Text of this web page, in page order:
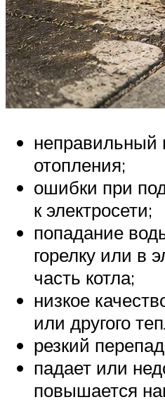
неправильный
отопления;
ошибки при
к электросети;
попадание
горелку или в
часть котла;
низкое
или другого
резкий
падает или
повышается